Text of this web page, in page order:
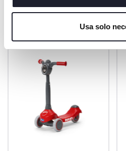
Usa solo
PRODUKTE, DIE SIE